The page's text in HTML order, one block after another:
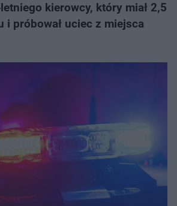
kierowcy, który miał 2,5
i próbował uciec z miejsca